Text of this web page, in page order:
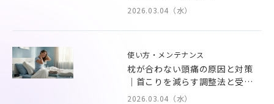
2026.03.04（水）
使い方・メンテナンス
枕が合わない頭痛の原因と対策
｜首こりを減らす調整法と受診
目安
2026.03.04（水）